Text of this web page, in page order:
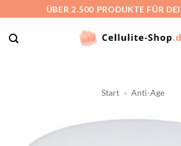
springen
ÜBER 2.500 PRODUKTE FÜR
Start » Anti-Age